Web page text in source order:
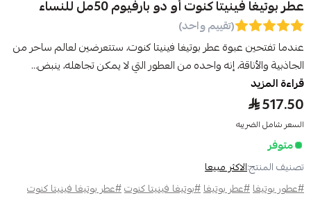
عطر بوتيغا فينيتا كنوت أو دو بارفيوم 50مل للنساء
(تقييم واحد)
عندما تفتحين عبوة عطر بوتيغا فينيتا كنوت، ستتعرضين لعالم ساحر من
الجاذبية والأناقة، إنه واحده من العطور التي لا يمكن تجاهله، ينبض...
قراءة المزيد
517.50
السعر شامل الضريبه
متوفر
تصنيف المنتج:الاكثر مبيعا
#عطور بوتيغا#عطر بوتيغا#بوتيغا فينيتا كنوت#عطر بوتيغا فينيتا كنوت